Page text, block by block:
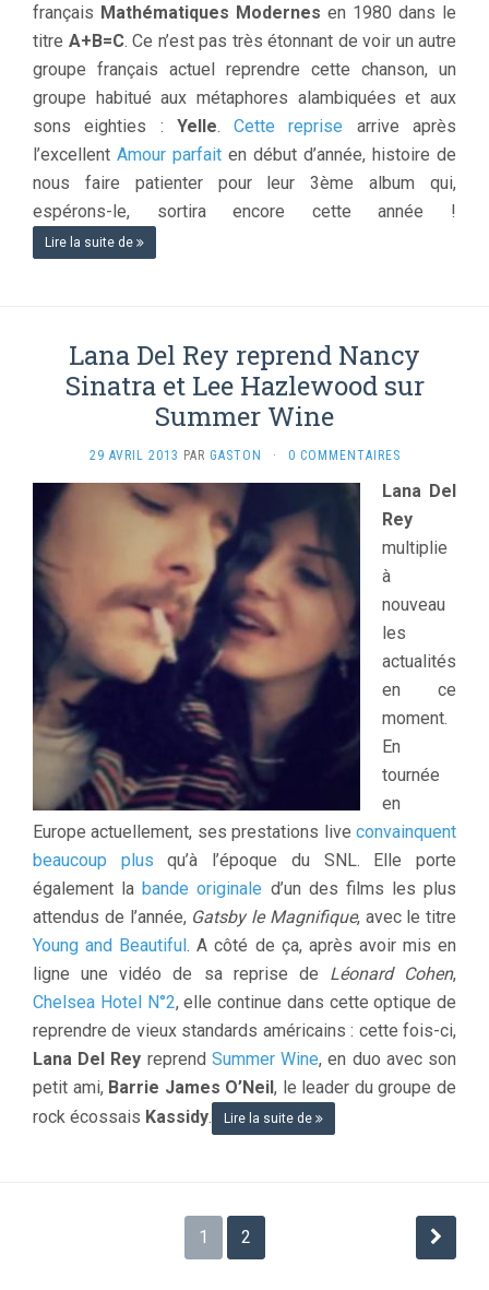
français Mathématiques Modernes en 1980 dans le
titre A+B=C. Ce n’est pas très étonnant de voir un autre
groupe français actuel reprendre cette chanson, un
groupe habitué aux métaphores alambiquées et aux
sons eighties : Yelle.Cette reprise arrive après
l’excellent Amour parfait en début d’année, histoire de
nous faire patienter pour leur 3ème album qui,
espérons-le, sortira encore cette année !
Lire la suite de
Lana Del Rey reprend Nancy
Sinatra et Lee Hazlewood sur
Summer Wine
29 AVRIL 2013 PAR GASTON · 0 COMMENTAIRES
Lana Del
Rey
multiplie
à
nouveau
les
actualités
en ce
moment.
En
tournée
en
Europe actuellement, ses prestations live convainquent
beaucoup plus qu’à l’époque du SNL. Elle porte
également labande originale d’un des films les plus
attendus de l’année, Gatsby le Magnifique, avec le titre
Young and Beautiful. A côté de ça, après avoir mis en
ligne une vidéo de sa reprise de Léonard Cohen,
Chelsea Hotel N°2, elle continue dans cette optique de
reprendre de vieux standards américains : cette fois-ci,
Lana Del Rey reprend Summer Wine, en duo avec son
petit ami, Barrie James O’Neil, le leader du groupe de
rock écossais Kassidy. Lire la suite de
Navigation
1 2